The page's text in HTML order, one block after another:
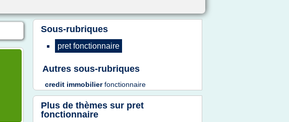
Sous-rubriques
pret fonctionnaire
Autres sous-rubriques
credit immobilierfonctionnaire
Plus de thèmes sur pret
fonctionnaire